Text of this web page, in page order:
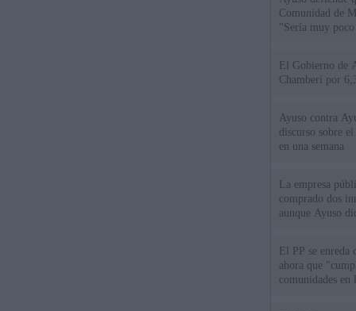
Comunidad de
"Sería muy
El Gobierno de
Chamberí por
Ayuso contra
discurso sobre
en una semana
La empresa
comprado dos
aunque Ayuso
El PP se
ahora que
comunidades en